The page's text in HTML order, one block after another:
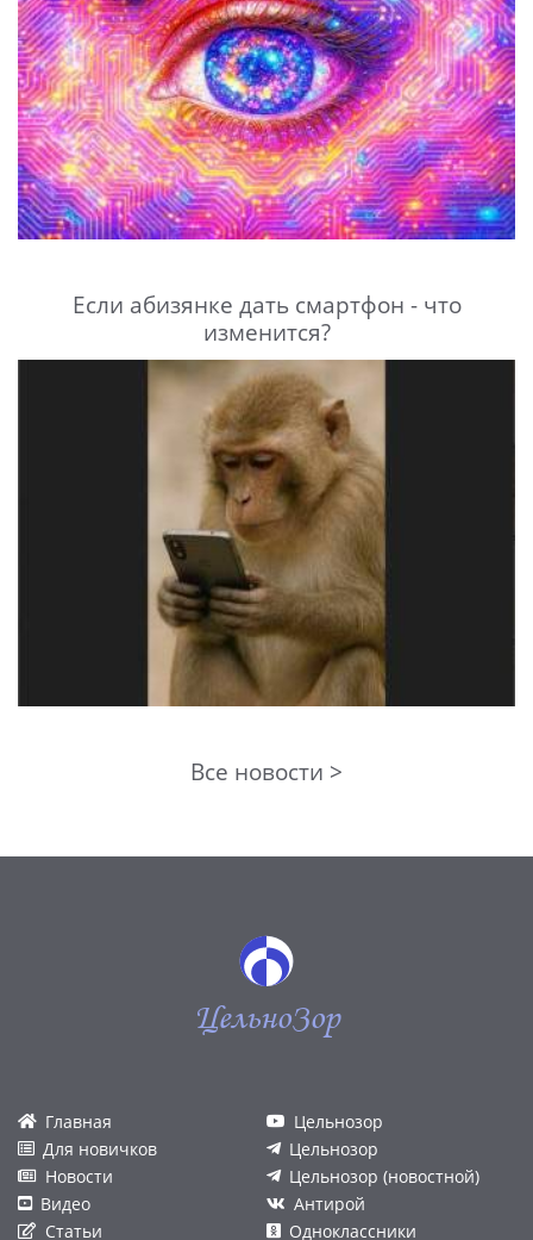
Если абизянке дать смартфон - что
изменится?
Все новости >
ЦельноЗор
Главная
Для новичков
Новости
Видео
Статьи
Цельнозор
Цельнозор
Цельнозор (новостной)
Антирой
Одноклассники